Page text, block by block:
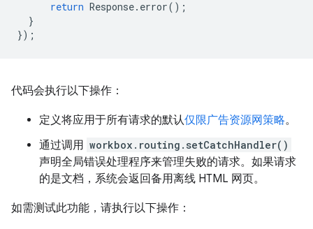
return Response. error();
}
});
代码会执行以下操作：
定义将应用于所有请求的默认仅限广告资源网策略。
通过调用 workbox.routing.setCatchHandler()
声明全局错误处理程序来管理失败的请求。如果请求
的是文档，系统会返回备用离线 HTML 网页。
如需测试此功能，请执行以下操作：